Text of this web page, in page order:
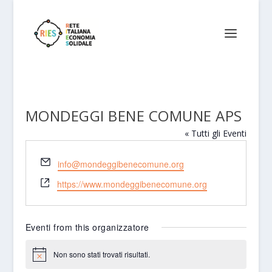
MONDEGGI BENE COMUNE APS
« Tutti gli Eventi
Email
info@mondeggibenecomune.org
Website
https://www.mondeggibenecomune.org
Eventi from this organizzatore
Notice Non sono stati trovati risultati.